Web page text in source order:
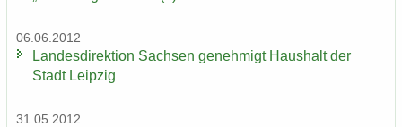
06.06.2012
Lan­des­di­rek­ti­on Sach­sen ge­neh­migt Haus­halt der
Stadt Leip­zig
31.05.2012